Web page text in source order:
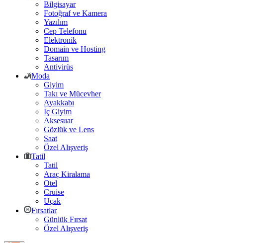
Bilgisayar
Fotoğraf ve Kamera
Yazılım
Cep Telefonu
Elektronik
Domain ve Hosting
Tasarım
Antivirüs
Moda
Giyim
Takı ve Mücevher
Ayakkabı
İç Giyim
Aksesuar
Gözlük ve Lens
Saat
Özel Alışveriş
Tatil
Tatil
Araç Kiralama
Otel
Cruise
Uçak
Fırsatlar
Günlük Fırsat
Özel Alışveriş